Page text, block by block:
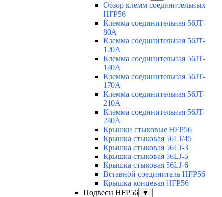
Обзор клемм соединительных
HFP56
Клемма соединительная 56JT-
80A
Клемма соединительная 56JT-
120A
Клемма соединительная 56JT-
140A
Клемма соединительная 56JT-
170A
Клемма соединительная 56JT-
210A
Клемма соединительная 56JT-
240A
Крышки стыковые HFP56
Крышка стыковая 56LJ/45
Крышка стыковая 56LJ-3
Крышка стыковая 56LJ-5
Крышка стыковая 56LJ-6
Вставной соединитель HFP56
Крышка концевая HFP56
Подвесы HFP56
▼